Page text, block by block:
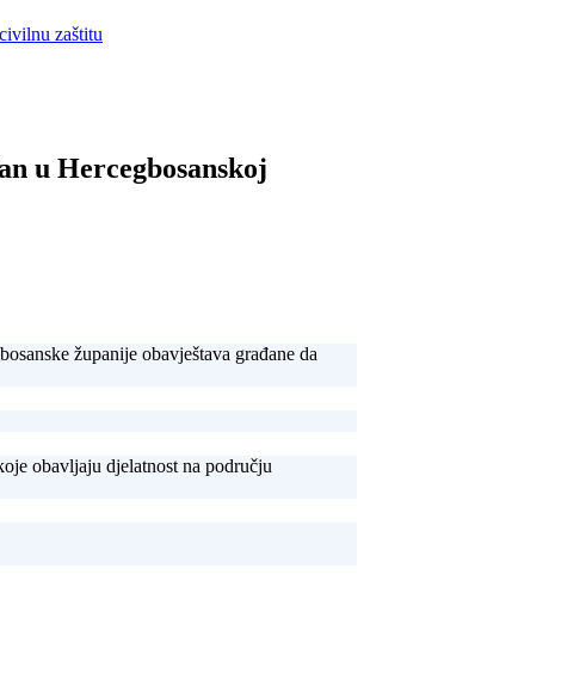
zaštitu
u Hercegbosanskoj
županije obavještava građane da
obavljaju djelatnost na području